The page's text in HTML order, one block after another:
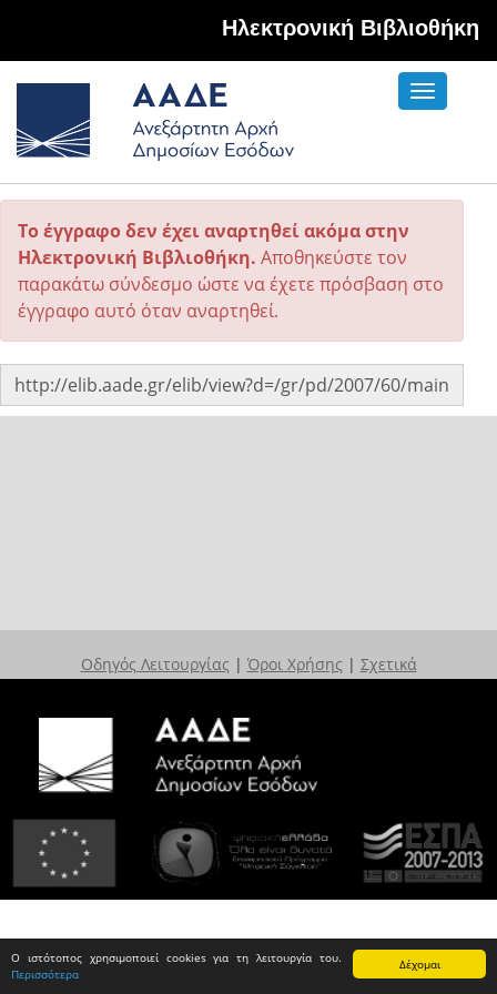
Δέχομαι
Ο ιστότοπος χρησιμοποιεί cookies για τη λειτουργία του.
Περισσότερα
Hλεκτρονική Βιβλιοθήκη
Toggle
Το έγγραφο δεν έχει αναρτηθεί ακόμα στην
Ηλεκτρονική Βιβλιοθήκη. Αποθηκεύστε τον
παρακάτω σύνδεσμο ώστε να έχετε πρόσβαση στο
έγγραφο αυτό όταν αναρτηθεί.
Οδηγός Λειτουργίας | Όροι Χρήσης | Σχετικά